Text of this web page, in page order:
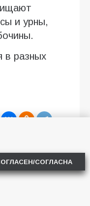
и урны,
в разных
СОГЛАСНА